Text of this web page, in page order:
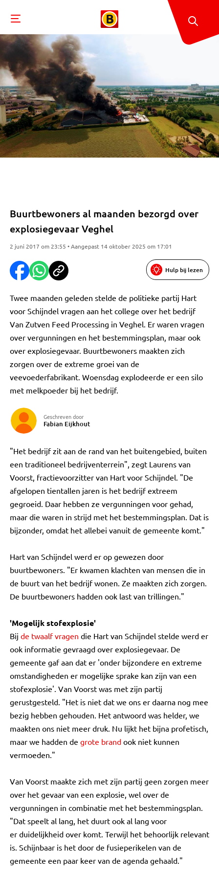
Buurtbewoners al maanden bezorgd over
explosiegevaar Veghel
2 juni 2017 om 23:55 • Aangepast 14 oktober 2025 om 17:01
Hulp bij lezen
Twee maanden geleden stelde de politieke partij Hart
voor Schijndel vragen aan het college over het bedrijf
Van Zutven Feed Processing in Veghel. Er waren vragen
over vergunningen en het bestemmingsplan, maar ook
over explosiegevaar. Buurtbewoners maakten zich
zorgen over de extreme groei van de
veevoederfabrikant. Woensdag explodeerde er een silo
met melkpoeder bij het bedrijf.
Geschreven door
Fabian Eijkhout
"Het bedrijf zit aan de rand van het buitengebied, buiten
een traditioneel bedrijventerrein", zegt Laurens van
Voorst, fractievoorzitter van Hart voor Schijndel. "De
afgelopen tientallen jaren is het bedrijf extreem
gegroeid. Daar hebben ze vergunningen voor gehad,
maar die waren in strijd met het bestemmingsplan. Dat is
bijzonder, omdat het allebei vanuit de gemeente komt."
Hart van Schijndel werd er op gewezen door
buurtbewoners. "Er kwamen klachten van mensen die in
de buurt van het bedrijf wonen. Ze maakten zich zorgen.
De buurtbewoners hadden ook last van trillingen."
'Mogelijk stofexplosie'
Bij de twaalf vragen die Hart van Schijndel stelde werd er
ook informatie gevraagd over explosiegevaar. De
gemeente gaf aan dat er 'onder bijzondere en extreme
omstandigheden er mogelijke sprake kan zijn van een
stofexplosie'. Van Voorst was met zijn partij
gerustgesteld. "Het is niet dat we ons er daarna nog mee
bezig hebben gehouden. Het antwoord was helder, we
maakten ons niet meer druk. Nu lijkt het bijna profetisch,
maar we hadden de grote brand ook niet kunnen
vermoeden."
Van Voorst maakte zich met zijn partij geen zorgen meer
over het gevaar van een explosie, wel over de
vergunningen in combinatie met het bestemmingsplan.
"Dat speelt al lang, het duurt ook al lang voor
er duidelijkheid over komt. Terwijl het behoorlijk relevant
is. Schijnbaar is het door de fusieperikelen van de
gemeente een paar keer van de agenda gehaald."